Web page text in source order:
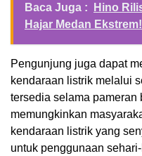
Baca Juga :
Hino
Hajar Medan Ekstrem!
Pengunjung juga dapat
kendaraan listrik melalui
tersedia selama pameran
memungkinkan
kendaraan listrik yang
untuk penggunaan